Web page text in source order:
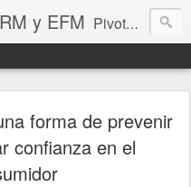
y EFM Pivotal CRM by Aptean, está basada en el contacto directo entre empleados y clientes. Es lo suficientemente flexibles para adaptarse por completo la forma en que su equipo trabaja. Ofrecemos herramientas que ayudan a captar clientes e impulsar a los equipos de ventas y de atención al cliente. Respond EFM by Aptean es la solución única que le ayuda a gestionar las quejas y comentarios para actuar a partir de ellos. Un cliente satisfecho, siempre vuelve.
forma de prevenir
confianza en el